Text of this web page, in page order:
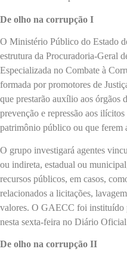
De olho na corrupção I
O Ministério Público do Estado
estrutura da Procuradoria-Geral
Especializada no Combate à
formada por promotores de
que prestarão auxílio aos órgãos
prevenção e repressão aos
patrimônio público ou que ferem
O grupo investigará agentes
ou indireta, estadual ou
recursos públicos, em casos,
relacionados a licitações,
valores. O GAECC foi instituído
nesta sexta-feira no Diário
De olho na corrupção II